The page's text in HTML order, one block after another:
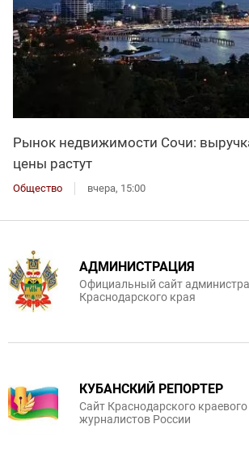
Рынок недвижимости Сочи:
цены растут
Общество вчера, 15:00
АДМИНИСТРАЦИЯ
Официальный сайт
Краснодарского края
КУБАНСКИЙ РЕПОРТЕР
Сайт Краснодарского
журналистов России